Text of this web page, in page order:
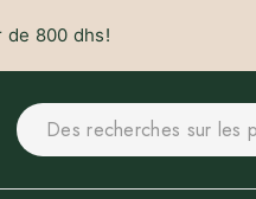
800 dhs!